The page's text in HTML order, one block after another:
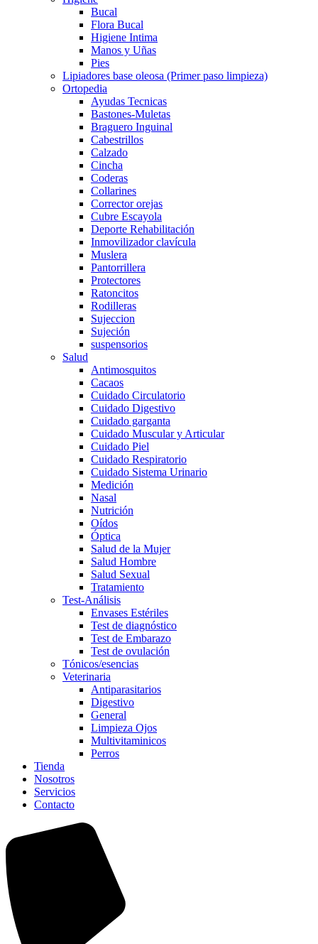
Bucal
Flora Bucal
Higiene Intima
Manos y Uñas
Pies
Lipiadores base oleosa (Primer paso limpieza)
Ortopedia
Ayudas Tecnicas
Bastones-Muletas
Braguero Inguinal
Cabestrillos
Calzado
Cincha
Coderas
Collarines
Corrector orejas
Cubre Escayola
Deporte Rehabilitación
Inmovilizador clavícula
Muslera
Pantorrillera
Protectores
Ratoncitos
Rodilleras
Sujeccion
Sujeción
suspensorios
Salud
Antimosquitos
Cacaos
Cuidado Circulatorio
Cuidado Digestivo
Cuidado garganta
Cuidado Muscular y Articular
Cuidado Piel
Cuidado Respiratorio
Cuidado Sistema Urinario
Medición
Nasal
Nutrición
Oídos
Óptica
Salud de la Mujer
Salud Hombre
Salud Sexual
Tratamiento
Test-Análisis
Envases Estériles
Test de diagnóstico
Test de Embarazo
Test de ovulación
Tónicos/esencias
Veterinaria
Antiparasitarios
Digestivo
General
Limpieza Ojos
Multivitaminicos
Perros
Tienda
Nosotros
Servicios
Contacto